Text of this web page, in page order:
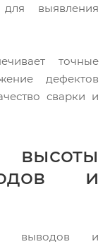
выявления
точные
дефектов
сварки и
и
выводов и